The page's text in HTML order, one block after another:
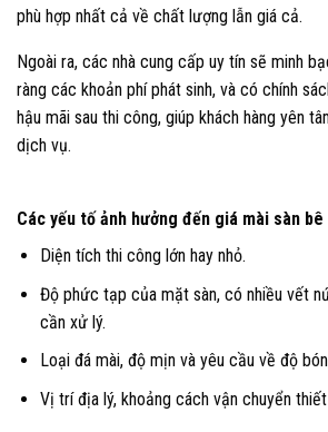
phù hợp nhất cả về chất lượng lẫn giá cả.
Ngoài ra, các nhà cung cấp uy tín sẽ minh
ràng các khoản phí phát sinh, và có chính
hậu mãi sau thi công, giúp khách hàng yên
dịch vụ.
Các yếu tố ảnh hưởng đến giá mài sàn
Diện tích thi công lớn hay nhỏ.
Độ phức tạp của mặt sàn, có nhiều vết
cần xử lý.
Loại đá mài, độ mịn và yêu cầu về độ
Vị trí địa lý, khoảng cách vận chuyển